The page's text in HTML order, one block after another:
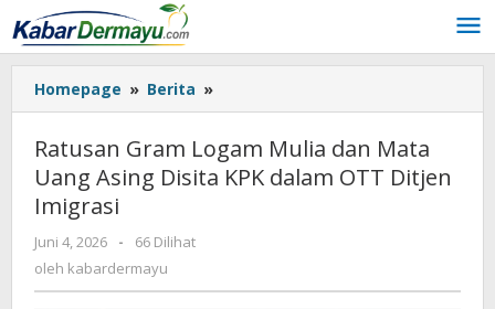
Lewati
ke
konten
Homepage » Berita »
Gram
Mulia
dan
KPK
Ratusan Gram Logam Mulia dan Mata
Uang Asing Disita KPK dalam OTT Ditjen
Imigrasi
Juni 4, 2026
oleh
kabardermayu
-
66 Dilihat
oleh kabardermayu